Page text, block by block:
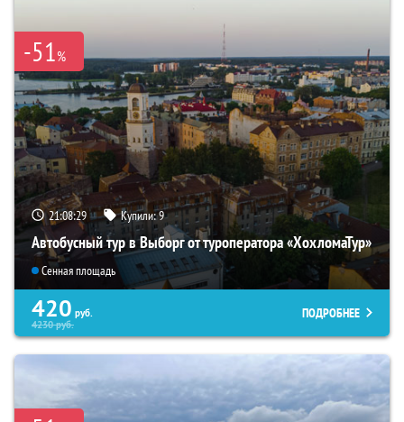
-51%
21:08:28 Купили:9
Автобусный тур в Выборг от туроператора «ХохломаТур»
Сенная площадь
420 руб.
4230руб.
ПОДРОБНЕЕ